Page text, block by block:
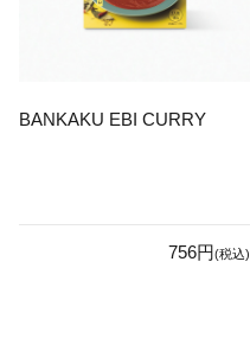
BANKAKU EBI CURRY
756円(税込)